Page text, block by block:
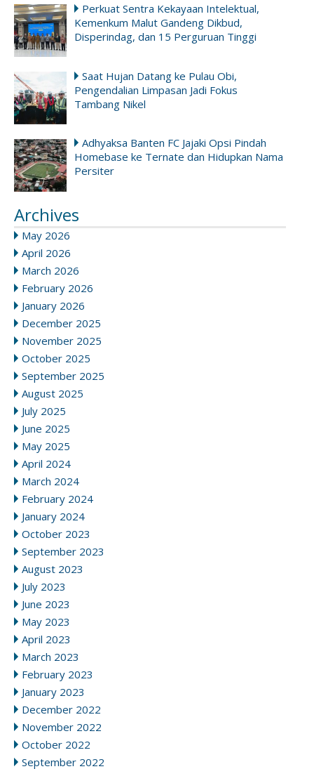
Perkuat Sentra Kekayaan Intelektual,
Kemenkum Malut Gandeng Dikbud,
Disperindag, dan 15 Perguruan Tinggi
Saat Hujan Datang ke Pulau Obi,
Pengendalian Limpasan Jadi Fokus
Tambang Nikel
Adhyaksa Banten FC Jajaki Opsi Pindah
Homebase ke Ternate dan Hidupkan Nama
Persiter
Archives
May 2026
April 2026
March 2026
February 2026
January 2026
December 2025
November 2025
October 2025
September 2025
August 2025
July 2025
June 2025
May 2025
April 2024
March 2024
February 2024
January 2024
October 2023
September 2023
August 2023
July 2023
June 2023
May 2023
April 2023
March 2023
February 2023
January 2023
December 2022
November 2022
October 2022
September 2022